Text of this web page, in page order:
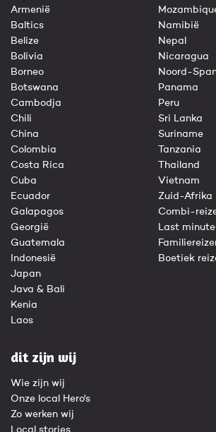
Armenië
Baltics
Belize
Bolivia
Borneo
Botswana
Cambodja
Chili
China
Colombia
Costa Rica
Cuba
Ecuador
Galapagos
Georgië
Guatemala
Indonesië
Japan
Java & Bali
Kenia
Laos
Namibië
Nepal
Nicaragua
Noord-
Panama
Peru
Sri Lanka
Suriname
Tanzania
Thailand
Vietnam
Zuid-Afrika
Combi-
Last minute
Boetiek
dit zijn wij
Wie zijn wij
Onze local Hero's
Zo werken wij
Local stories